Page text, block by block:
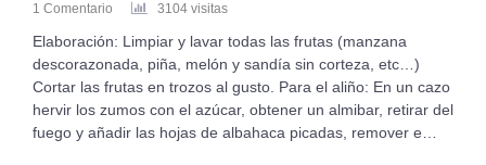
1 Comentario
3104 visitas
Elaboración: Limpiar y lavar todas las frutas (manzana
descorazonada, piña, melón y sandía sin corteza, etc…)
Cortar las frutas en trozos al gusto. Para el aliño: En un cazo
hervir los zumos con el azúcar, obtener un almibar, retirar del
fuego y añadir las hojas de albahaca picadas, remover e…